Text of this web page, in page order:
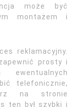
może być
montażem i
reklamacyjny.
prosty i
ewentualnych
telefonicznie,
na stronie
ten był szybki i